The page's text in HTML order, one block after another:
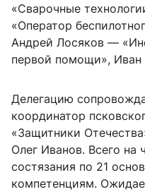
«Сварочные
«Оператор
Андрей Лосяков —
первой помощи»,
Делегацию
координатор
«Защитники
Олег Иванов. Всего на
состязания по 21
компетенциям.